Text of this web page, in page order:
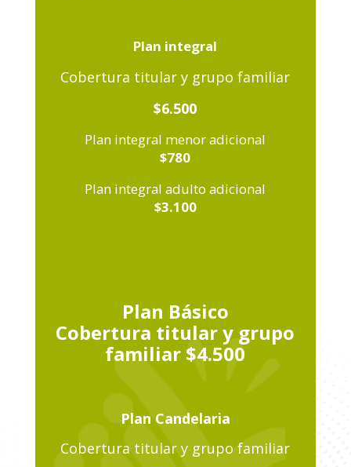
Plan integral
Cobertura titular y grupo familiar
$6.500
Plan integral menor adicional
$780
Plan integral adulto adicional
$3.100
Plan Básico
Cobertura titular y grupo
familiar $4.500
Plan Candelaria
Cobertura titular y grupo familiar